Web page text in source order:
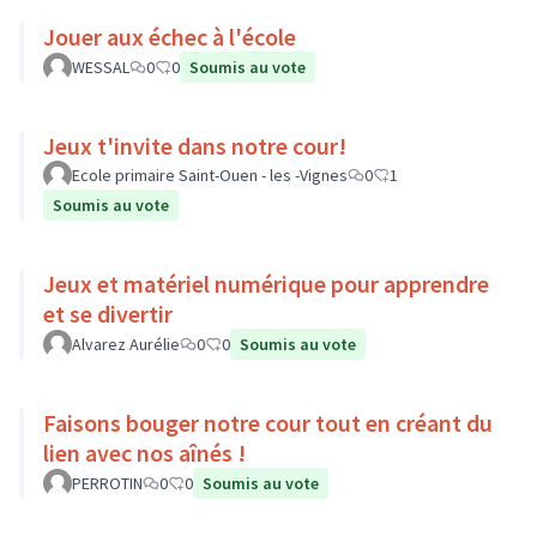
Jouer aux échec à l'école
WESSAL 0 0 Soumis au vote
Jeux t'invite dans notre cour!
Ecole primaire Saint-Ouen - les -Vignes 0
1
Soumis au vote
Jeux et matériel numérique pour apprendre
et se divertir
Alvarez Aurélie 0 0 Soumis au vote
Faisons bouger notre cour tout en créant du
lien avec nos aînés !
PERROTIN 0 0 Soumis au vote